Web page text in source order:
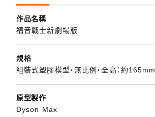
作品名稱
福音戰士新劇場版
規格
組裝式塑膠模型・無比例・全高：約165mm
原型製作
Dyson Max